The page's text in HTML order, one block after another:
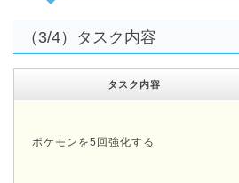
（3/4）タスク内容
タスク内容
ポケモンを5回強化する